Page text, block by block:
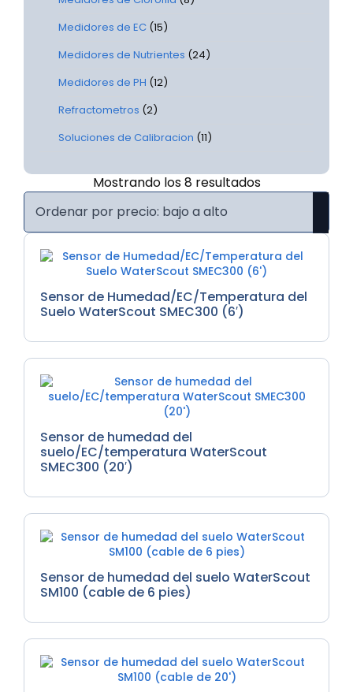
Medidores de EC (15)
Medidores de Nutrientes (24)
Medidores de PH (12)
Refractometros (2)
Soluciones de Calibracion (11)
Mostrando los 8 resultadosOrdenado
bajo
a
alto
Sensor de Humedad/EC/Temperatura del
Suelo WaterScout SMEC300 (6′)
Sensor de humedad del
suelo/EC/temperatura WaterScout
SMEC300 (20′)
Sensor de humedad del suelo WaterScout
SM100 (cable de 6 pies)